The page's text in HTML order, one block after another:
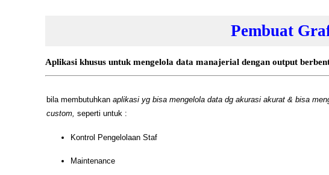
Pembuat
Aplikasi khusus untuk mengelola data manajerial dengan output
bila membutuhkan aplikasi yg bisa mengelola data dg akurasi akurat & bisa
custom, seperti untuk :
Kontrol Pengelolaan Staf
Maintenance